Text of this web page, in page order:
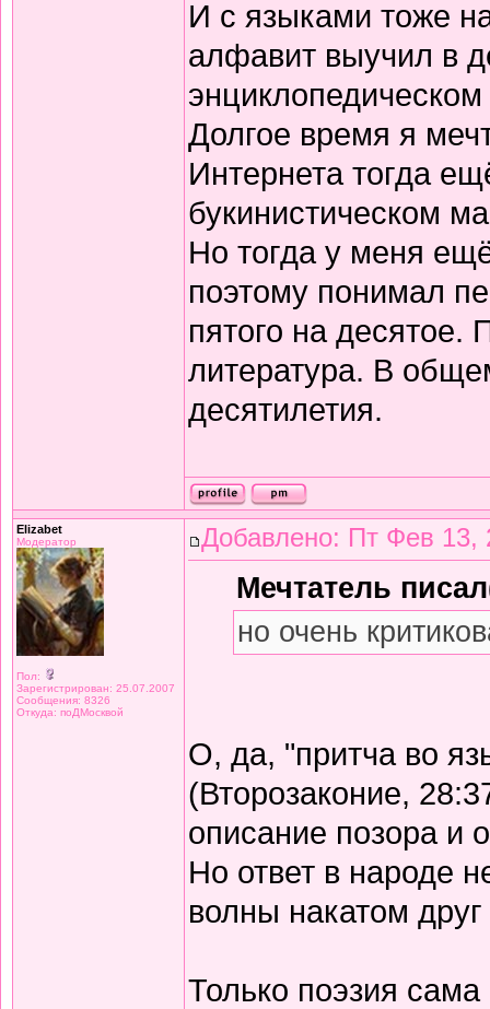
И с языками тоже
алфавит выучил в
Долгое время я
Интернета тогда
букинистическом
Но тогда у меня
поэтому понимал
пятого на десятое.
литература. В
десятилетия.
Elizabet
Модератор
Пол:
Зарегистрирован: 25.07.2007
Сообщения: 8326
Откуда: поДМосквой
Добавлено: Пт Фев 13,
Мечтатель
но очень
О, да, "притча во
(Второзаконие,
описание позора и
Но ответ в народе
волны накатом
Только поэзия